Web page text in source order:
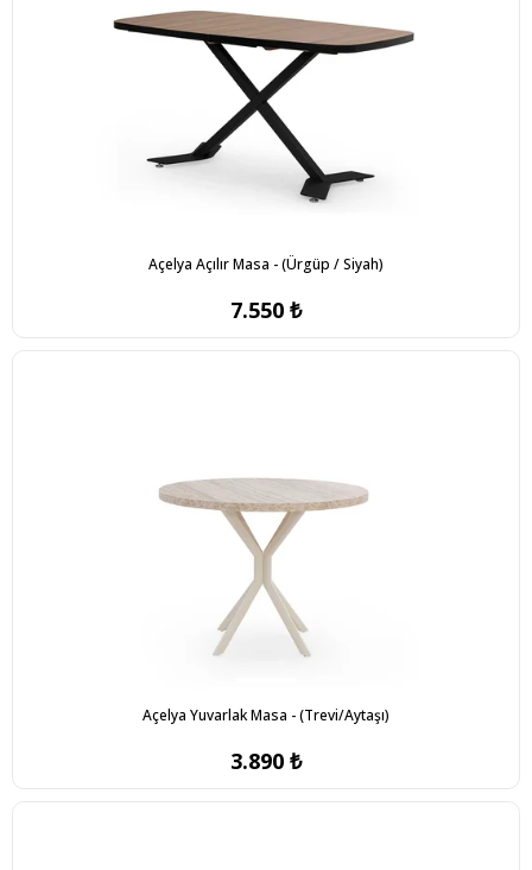
Açelya Açılır Masa - (Ürgüp / Siyah)
7.550 ₺
Açelya Yuvarlak Masa - (Trevi/Aytaşı)
3.890 ₺